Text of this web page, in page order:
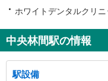
ホワイトデンタルクリ
中央林間駅の情報
駅設備